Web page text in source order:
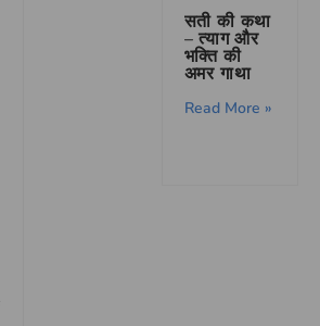
सती की कथा
– त्याग और
भक्ति की
अमर गाथा
Read More »